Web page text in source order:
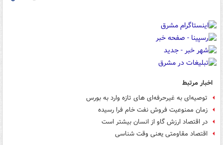
اخبار مرتبط
توصیه‌ای به غیرحرفه‌ای های تازه وارد به بورس
زمان ممنوعیت فروش نفت خام فرا رسیده
در اقتصاد ارزش گاو از انسان بیشتر است
اقتصاد مقاومتی یعنی وقت شناسی